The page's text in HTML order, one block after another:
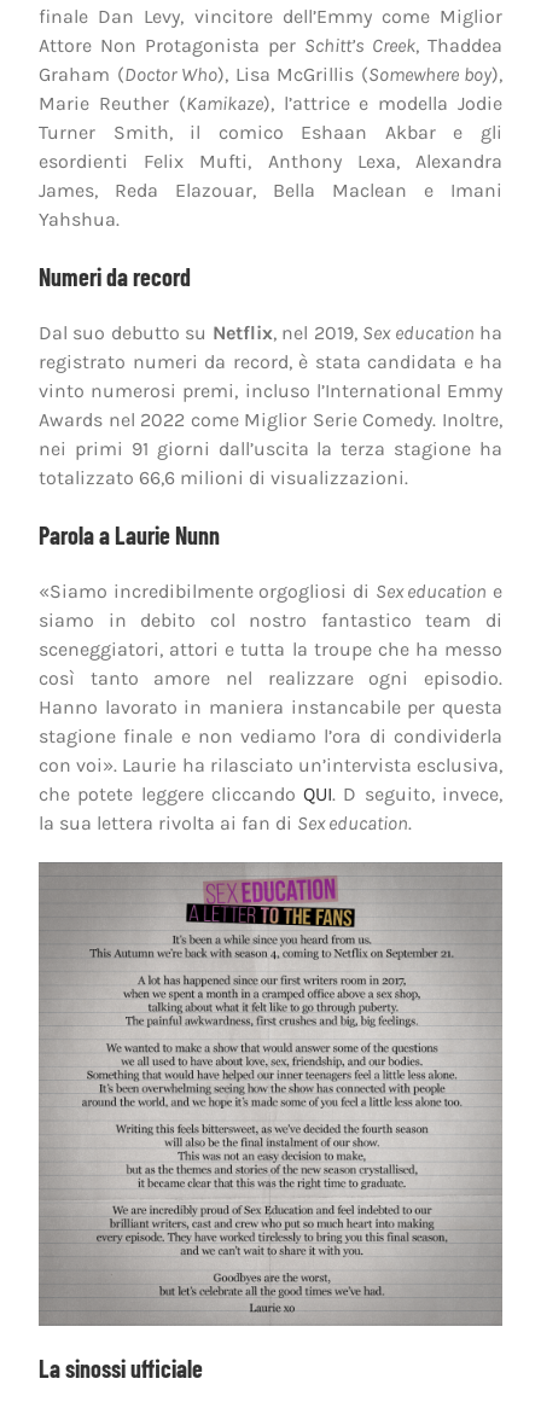
finale Dan Levy, vincitore dell’Emmy come Miglior
Attore Non Protagonista per Schitt’s Creek, Thaddea
Graham (Doctor Who), Lisa McGrillis (Somewhere boy),
Marie Reuther (Kamikaze), l’attrice e modella Jodie
Turner Smith, il comico Eshaan Akbar e gli
esordienti Felix Mufti, Anthony Lexa, Alexandra
James, Reda Elazouar, Bella Maclean e Imani
Yahshua.
Numeri da record
Dal suo debutto su Netflix, nel 2019, Sex education ha
registrato numeri da record, è stata candidata e ha
vinto numerosi premi, incluso l’International Emmy
Awards nel 2022 come Miglior Serie Comedy. Inoltre,
nei primi 91 giorni dall’uscita la terza stagione ha
totalizzato 66,6 milioni di visualizzazioni.
Parola a Laurie Nunn
«Siamo incredibilmente orgogliosi di Sex education e
siamo in debito col nostro fantastico team di
sceneggiatori, attori e tutta la troupe che ha messo
così tanto amore nel realizzare ogni episodio.
Hanno lavorato in maniera instancabile per questa
stagione finale e non vediamo l’ora di condividerla
con voi». Laurie ha rilasciato un’intervista esclusiva,
che potete leggere cliccandoQUI. D seguito, invece,
la sua lettera rivolta ai fan di Sex education.
La sinossi ufficiale